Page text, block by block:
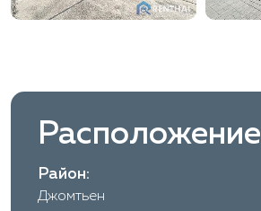
Расположение
Район:
Джомтьен